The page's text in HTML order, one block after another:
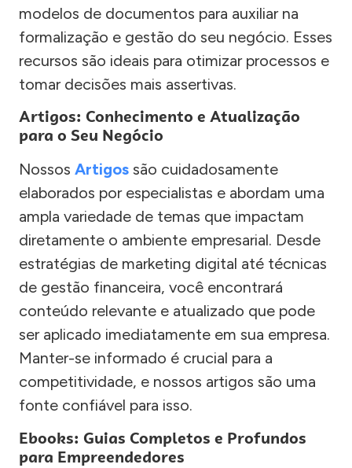
modelos de documentos para auxiliar na
formalização e gestão do seu negócio. Esses
recursos são ideais para otimizar processos e
tomar decisões mais assertivas.
Artigos: Conhecimento e Atualização
para o Seu Negócio
Nossos Artigos são cuidadosamente
elaborados por especialistas e abordam uma
ampla variedade de temas que impactam
diretamente o ambiente empresarial. Desde
estratégias de marketing digital até técnicas
de gestão financeira, você encontrará
conteúdo relevante e atualizado que pode
ser aplicado imediatamente em sua empresa.
Manter-se informado é crucial para a
competitividade, e nossos artigos são uma
fonte confiável para isso.
Ebooks: Guias Completos e Profundos
para Empreendedores